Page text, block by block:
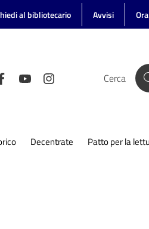
al bibliotecario Avvisi
Cerca
Decentrate Patto per la